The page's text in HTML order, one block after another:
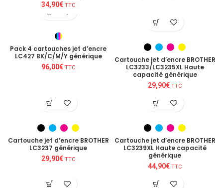
34,90€ TTC
Pack 4 cartouches jet d’encre
LC427 BK/C/M/Y générique
96,00€ TTC
Cartouche jet d’encre BROTHER
LC3233/LC3235XL Haute
capacité générique
29,90€ TTC
Cartouche jet d’encre BROTHER
LC3237 générique
29,90€ TTC
Cartouche jet d’encre BROTHER
LC3239XL Haute capacité
générique
44,90€ TTC